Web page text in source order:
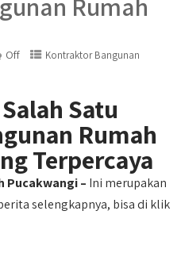
Off
Kontraktor Bangunan
Satu
Rumah
Terpercaya
Pucakwangi – Ini merupakan
selengkapnya, bisa di klik